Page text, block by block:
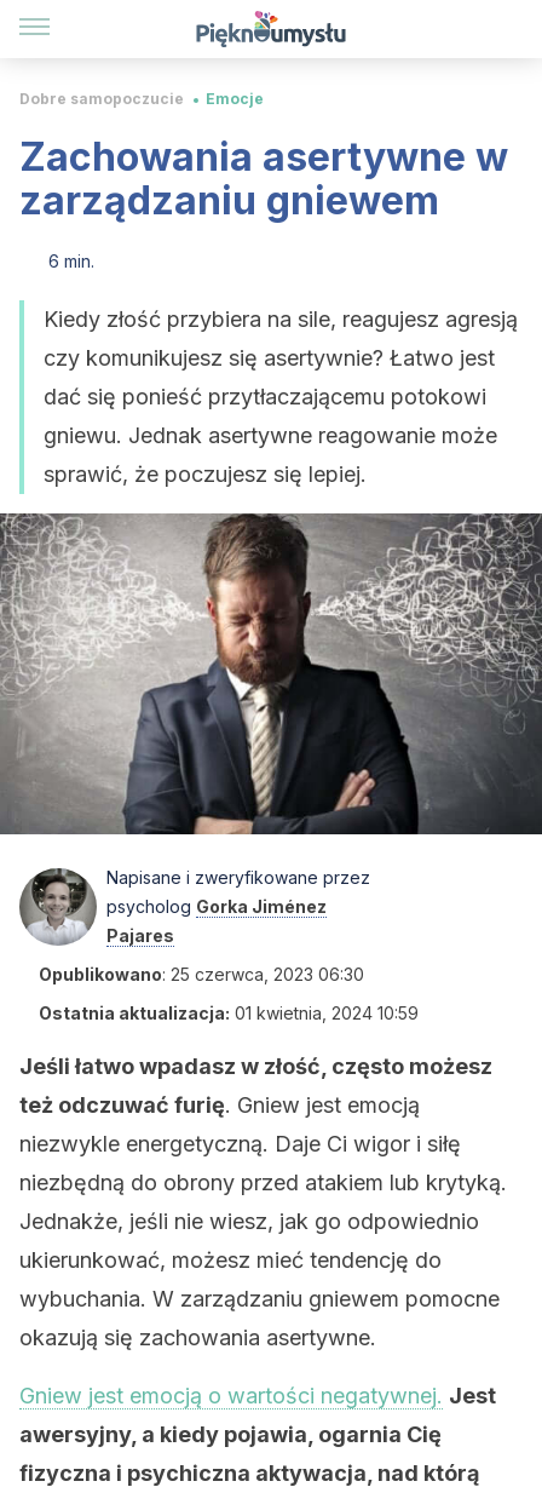
Dobre samopoczucie Emocje
Zachowania asertywne w
zarządzaniu gniewem
6 min.
Kiedy złość przybiera na sile, reagujesz agresją
czy komunikujesz się asertywnie? Łatwo jest
dać się ponieść przytłaczającemu potokowi
gniewu. Jednak asertywne reagowanie może
sprawić, że poczujesz się lepiej.
Napisane i zweryfikowane przez
psycholog Gorka Jiménez
Pajares
Opublikowano: 25 czerwca, 2023 06:30
Ostatnia aktualizacja: 01 kwietnia, 2024 10:59
Jeśli łatwo wpadasz w złość, często możesz
też odczuwać furię. Gniew jest emocją
niezwykle energetyczną. Daje Ci wigor i siłę
niezbędną do obrony przed atakiem lub krytyką.
Jednakże, jeśli nie wiesz, jak go odpowiednio
ukierunkować, możesz mieć tendencję do
wybuchania. W zarządzaniu gniewem pomocne
okazują się zachowania asertywne.
Gniew jest emocją o wartości negatywnej. Jest
awersyjny, a kiedy pojawia, ogarnia Cię
fizyczna i psychiczna aktywacja, nad którą